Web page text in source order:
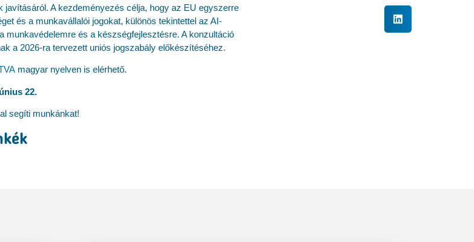
javításáról. A kezdeményezés célja, hogy az EU egyszerre
és a munkavállalói jogokat, különös tekintettel az AI-
munkavédelemre és a készségfejlesztésre. A konzultáció
a 2026-ra tervezett uniós jogszabály előkészítéséhez.
magyar nyelven is elérhető.
22.
segíti munkánkat!